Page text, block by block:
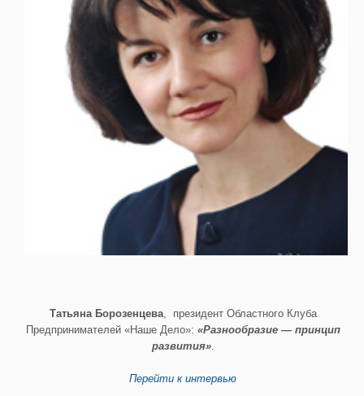
Татьяна Борозенцева, президент Областного Клуба
Предпринимателей «Наше Дело»: «Разнообразие — принцип
развития».
Перейти к интервью